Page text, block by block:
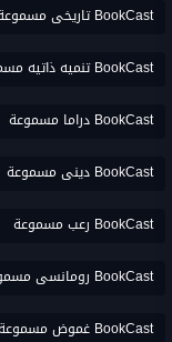
BookCast تاريخى مسموعة
BookCast تنميه ذاتيه مسموعة
BookCast دراما مسموعة
BookCast دينى مسموعة
BookCast رعب مسموعة
BookCast رومانسى مسموعة
BookCast غموض مسموعة